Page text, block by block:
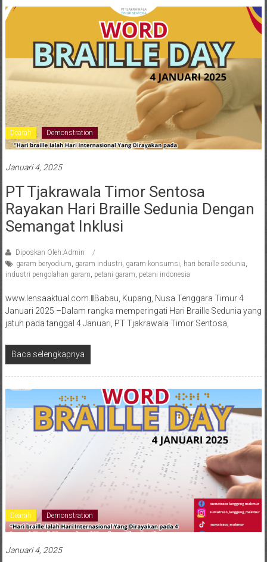
Dearah Demonstration
Januari 4, 2025
PT Tjakrawala Timor Sentosa
Rayakan Hari Braille Sedunia Dengan
Semangat Inklusi
Diposkan Oleh:Admin
garam beryodium, garam industri, garam konsumsi, hari beraille sedunia,
industri pengolahan garam, petani garam, petani indonesia
www.lensaaktual.com.ǁBabau, Kupang, Nusa Tenggara Timur 4
Januari 2025 –Dalam rangka memperingati Hari Braille Sedunia yang
jatuh pada tanggal 4 Januari, PT Tjakrawala Timor Sentosa,
Baca selengkapnya
Dearah Demonstration
Januari 4, 2025